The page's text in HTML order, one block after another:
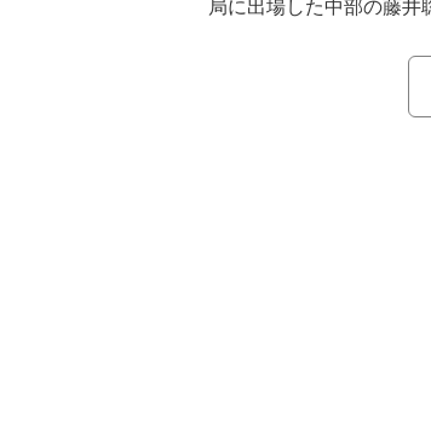
局に出場した中部の藤井
で大逆転勝利を飾るこ
ッ！」というドラマテ